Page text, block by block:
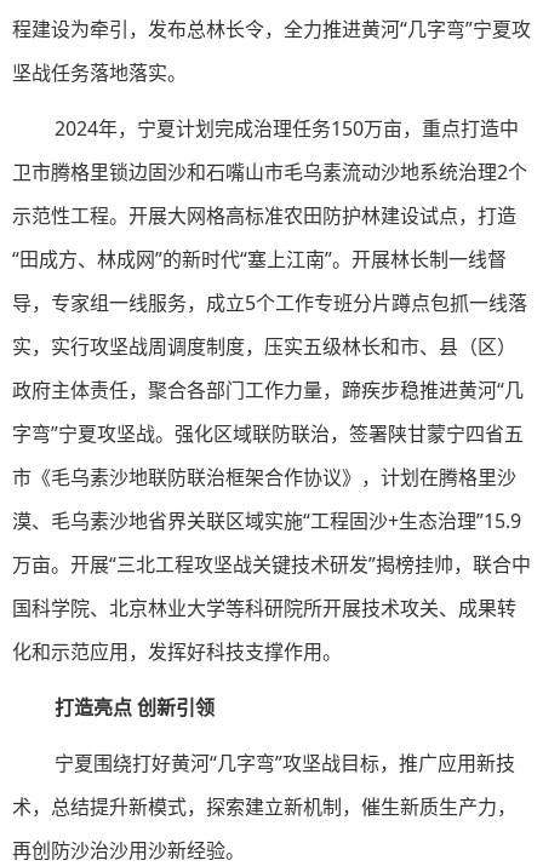
程建设为牵引，发布总林长令，全力推进黄河“几字弯”宁夏攻
坚战任务落地落实。
2024年，宁夏计划完成治理任务150万亩，重点打造中
卫市腾格里锁边固沙和石嘴山市毛乌素流动沙地系统治理2个
示范性工程。开展大网格高标准农田防护林建设试点，打造
“田成方、林成网”的新时代“塞上江南”。开展林长制一线督
导，专家组一线服务，成立5个工作专班分片蹲点包抓一线落
实，实行攻坚战周调度制度，压实五级林长和市、县（区）
政府主体责任，聚合各部门工作力量，蹄疾步稳推进黄河“几
字弯”宁夏攻坚战。强化区域联防联治，签署陕甘蒙宁四省五
市《毛乌素沙地联防联治框架合作协议》，计划在腾格里沙
漠、毛乌素沙地省界关联区域实施“工程固沙+生态治理”15.9
万亩。开展“三北工程攻坚战关键技术研发”揭榜挂帅，联合中
国科学院、北京林业大学等科研院所开展技术攻关、成果转
化和示范应用，发挥好科技支撑作用。
打造亮点 创新引领
宁夏围绕打好黄河“几字弯”攻坚战目标，推广应用新技
术，总结提升新模式，探索建立新机制，催生新质生产力，
再创防沙治沙用沙新经验。